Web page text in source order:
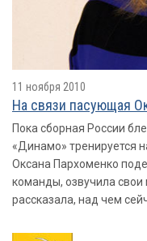
11 ноября 2010
На связи пасующая
Пока сборная России
«Динамо» тренируется
Оксана Пархоменко
команды, озвучила
рассказала, над чем